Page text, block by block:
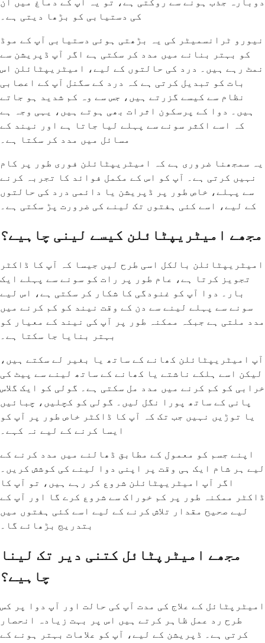
کی دستیابی کو بڑھا دیتی ہے۔
نیورو ٹرانسمیٹر کی یہ بڑھتی ہوئی دستیابی آپ کے موڈ
کو بہتر بنانے میں مدد کر سکتی ہے اگر آپ ڈپریشن سے
نمٹ رہے ہیں۔ درد کی حالتوں کے لیے، امیٹریپٹائلن اس
بات کو تبدیل کرتی ہے کہ درد کے سگنل آپ کے اعصابی
نظام سے کیسے گزرتے ہیں، جس سے وہ کم شدید ہو جاتے
ہیں۔ دوا کے پرسکون اثرات بھی ہوتے ہیں، یہی وجہ ہے
کہ اسے اکثر سونے سے پہلے لیا جاتا ہے اور نیند کے
مسائل میں مدد کر سکتا ہے۔
یہ سمجھنا ضروری ہے کہ امیٹریپٹائلن فوری طور پر کام
نہیں کرتی ہے۔ آپ کو اس کے مکمل فوائد کا تجربہ کرنے
سے پہلے، خاص طور پر ڈپریشن یا دائمی درد کی حالتوں
کے لیے، اسے کئی ہفتوں تک لینے کی ضرورت پڑ سکتی ہے۔
مجھے امیٹریپٹائلن کیسے لینی چاہیے؟
امیٹریپٹائلن بالکل اسی طرح لیں جیسا کہ آپ کا ڈاکٹر
تجویز کرتا ہے، عام طور پر رات کو سونے سے پہلے ایک
بار۔ دوا آپ کو غنودگی کا شکار کر سکتی ہے، اس لیے
سونے سے پہلے لینے سے دن کے وقت نیند کو کم کرنے میں
مدد ملتی ہے جبکہ ممکنہ طور پر آپ کی نیند کے معیار کو
بہتر بنایا جا سکتا ہے۔
آپ امیٹریپٹائلن کھانے کے ساتھ یا بغیر لے سکتے ہیں،
لیکن اسے ہلکے ناشتے یا کھانے کے ساتھ لینے سے پیٹ کی
خرابی کو کم کرنے میں مدد مل سکتی ہے۔ گولی کو ایک گلاس
پانی کے ساتھ پورا نگل لیں۔ گولی کو کچلیں، چبائیں
یا توڑیں نہیں جب تک کہ آپ کا ڈاکٹر خاص طور پر آپ کو
ایسا کرنے کے لیے نہ کہے۔
اپنے جسم کو معمول کے مطابق ڈھالنے میں مدد کرنے کے
لیے ہر شام ایک ہی وقت پر اپنی دوا لینے کی کوشش کریں۔
اگر آپ امیٹریپٹائلن شروع کر رہے ہیں، تو آپ کا
ڈاکٹر ممکنہ طور پر کم خوراک سے شروع کرے گا اور آپ کے
لیے صحیح مقدار تلاش کرنے کے لیے اسے کئی ہفتوں میں
بتدریج بڑھائے گا۔
مجھے امیٹرپٹائل کتنی دیر تک لینا
چاہیے؟
امیٹرپٹائل کے علاج کی مدت آپ کی حالت اور آپ دوا پر کس
طرح رد عمل ظاہر کرتے ہیں اس پر بہت زیادہ انحصار
کرتی ہے۔ ڈپریشن کے لیے، آپ کو علامات بہتر ہونے کے